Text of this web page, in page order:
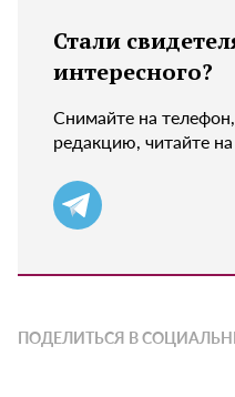
Стали
интересного?
Снимайте на
редакцию, читайте
ПОДЕЛИТЬСЯ В